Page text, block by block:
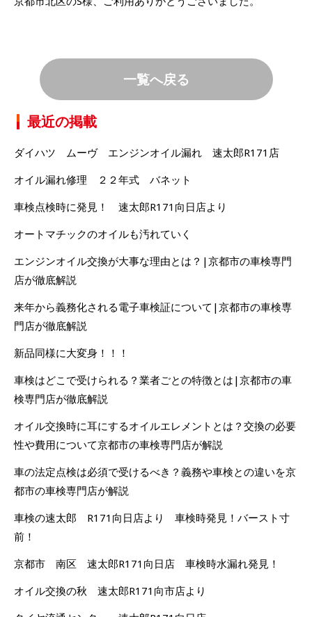
一覧へ戻る
最近の掲載
ダイハツ ムーヴ エンジンオイル漏れ 速太郎R171店
オイル漏れ修理 ２２年式 バネット
車検点検時に発見！ 速太郎R171向日店より
オートマチックのオイルも汚れていく
エンジンオイル交換が大事な理由とは？|京都市の車検専門
店が徹底解説
来年から義務化される電子車検証について|京都市の車検専
門店が徹底解説
新品同様に大変身！！！
車検はどこで受けられる？業者ごとの特徴とは|京都市の車
検専門店が徹底解説
オイル交換時に耳にするオイルエレメントとは？交換の必要
性や費用について京都市の車検専門店が解説
車の法定点検は必須で受けるべき？義務や車検との違いを京
都市の車検専門店が解説
車検の速太郎 R171向日店より 車検時発見！バースト寸
前！
京都市 南区 速太郎R171向日店 車検時水漏れ発見！
オイル交換の秋 速太郎R171向市店より